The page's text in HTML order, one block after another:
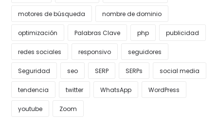
motores de búsqueda nombre de dominio
optimización Palabras Clave php publicidad
redes sociales responsivo seguidores
Seguridad seo SERP SERPs social media
tendencia twitter WhatsApp WordPress
youtube Zoom